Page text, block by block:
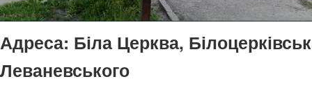
Адреса: Біла Церква,
Леваневського